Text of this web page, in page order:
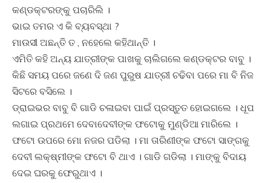
କଣ୍ଡକ୍ଟରଙ୍କୁ ପଚାରିଲି ।
ଭାଇ ତମର ଏ କି ବ୍ୟବସ୍ଥା ?
ମାଉସୀ ଅଛନ୍ତି ତ , ନହେଲେ କହିଥାନ୍ତି ।
ଏମିତି କହି ଅନ୍ୟ ଯାତ୍ରୀଙ୍କ ପାଖକୁ ଚାଲିଗଲେ କଣ୍ଡକ୍ଟର ବାବୁ ।
କିଛି ସମୟ ପରେ ଜଣେ ଦି ଜଣ ପୁରୁଷ ଯାତ୍ରୀ ଚଢିବା ପରେ ମା ବି ନିଜ
ସିଟରେ ବସିଲେ ।
ଡ୍ରାଇଭର ବାବୁ ବି ଗାଡି ଚଳାଇବା ପାଇଁ ପ୍ରସ୍ତୁତ ହୋଇଗଲେ । ଧୂପ
ଲଗାଇ ପ୍ରଥମେ ଦେବାଦେବୀଙ୍କ ଫଟୋକୁ ମୁଣ୍ଡିଆ ମାରିଲେ ।
ଫଟୋ ଉପରେ ମୋ ନଜର ପଡିଲା । ମା ତାରିଣୀଙ୍କ ଫଟୋ ସାଙ୍ଗକୁ
ଦେବୀ ଲକ୍ଷ୍ମୀଙ୍କ ଫଟୋ ବି ଥାଏ । ଗାଡି ଗଡିଲା । ମାଙ୍କୁ ବିଦାୟ
ଦେଇ ଘରକୁ ଫେରୁଥାଏ ।